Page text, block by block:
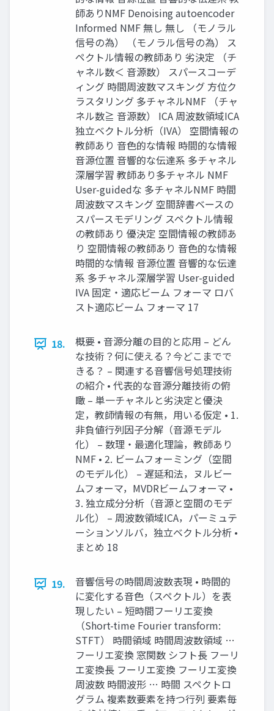
師ありNMF Denoising autoencoder
Informed NMF 無し 無し （モノラル
信号の為） （モノラル信号の為） ス
ペクトル情報の教師あり 劣決定 （チ
ャネル数＜ 音源数） スパースコーデ
ィング 時間周波数マスキング 方位ク
ラスタリング 多チャネルNMF （チャ
ネル数≧ 音源数） ICA 周波数領域ICA
独立ベクトル分析（IVA） 空間情報の
教師あり 音色的な情報 時間的な情報
音源位置 音響的な伝達系 多チャネル
深層学習 教師あり多チャネル NMF
User-guidedな 多チャネルNMF 時間
周波数マスキング 空間辞書ベースの
スパースモデリング スペクトル情報
の教師あり 優決定 空間情報の教師あ
り 空間情報の教師あり 音色的な情報
時間的な情報 音源位置 音響的な伝達
系 多チャネル深層学習 User-guided
IVA 固定・適応ビーム フォーマ ロバ
スト適応ビーム フォーマ 17
18.
概要 • 音源分離の目的と応用 – どん
な技術？何に使える？今どこまでで
きる？ – 関連する音響信号処理技術
の紹介 • 代表的な音源分離技術の俯
瞰 – 単一チャネルと劣決定と優決
定，教師情報の有無，用いる仮定 • 1.
非負値行列因子分解（音源モデル
化） – 数理・最適化理論，教師あり
NMF • 2. ビームフォーミング（空間
のモデル化） – 遅延和法，ヌルビー
ムフォーマ，MVDRビームフォーマ •
3. 独立成分分析（音源と空間のモデ
ル化） – 周波数領域ICA，パーミュテ
ーションソルバ，独立ベクトル分析 •
まとめ 18
19.
音響信号の時間周波数表現 • 時間的
に変化する音色（スペクトル）を表
現したい – 短時間フーリエ変換
（Short-time Fourier transform:
STFT） 時間領域 時間周波数領域 …
フーリエ変換 窓関数 シフト長 フーリ
エ変換長 フーリエ変換 フーリエ変換
周波数 時間波形 … 時間 スペクトロ
グラム 複素数要素を持つ行列 要素毎